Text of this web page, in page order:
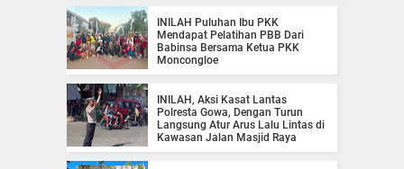
INILAH Puluhan Ibu PKK
Mendapat Pelatihan PBB Dari
Babinsa Bersama Ketua PKK
Moncongloe
INILAH, Aksi Kasat Lantas
Polresta Gowa, Dengan Turun
Langsung Atur Arus Lalu Lintas di
Kawasan Jalan Masjid Raya